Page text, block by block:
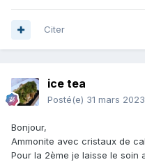
Citer
ice tea
Posté(e) 31 mars 2023
Bonjour,
Ammonite avec cristaux de
Pour la 2ème je laisse le soin